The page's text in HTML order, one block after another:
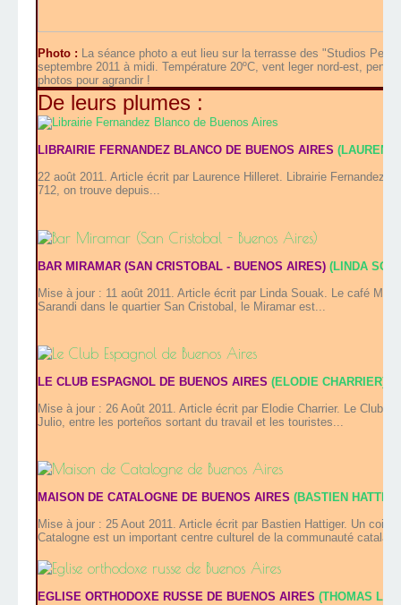
Photo : La séance photo a eut lieu sur la terrasse des "Studios Petit
septembre 2011 à midi. Température 20ºC, vent leger nord-est,
photos pour agrandir !
De leurs plumes :
LIBRAIRIE FERNANDEZ BLANCO DE BUENOS AIRES
22 août 2011. Article écrit par Laurence Hilleret. Librairie Fernandez
712, on trouve depuis...
BAR MIRAMAR (SAN CRISTOBAL - BUENOS AIRES) (LINDA
Mise à jour : 11 août 2011. Article écrit par Linda Souak. Le café
Sarandi dans le quartier San Cristobal, le Miramar est...
LE CLUB ESPAGNOL DE BUENOS AIRES (ELODIE CHARRIER)
Mise à jour : 26 Août 2011. Article écrit par Elodie Charrier. Le Club
Julio, entre les porteños sortant du travail et les touristes...
MAISON DE CATALOGNE DE BUENOS AIRES (BASTIEN
Mise à jour : 25 Aout 2011. Article écrit par Bastien Hattiger. Un coin
Catalogne est un important centre culturel de la communauté
EGLISE ORTHODOXE RUSSE DE BUENOS AIRES (THOMAS